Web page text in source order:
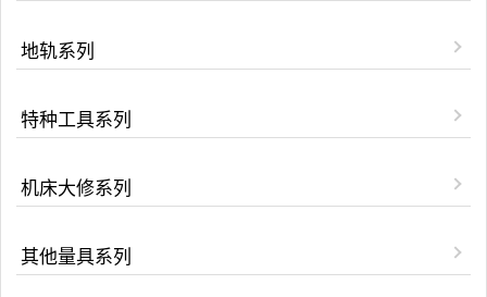
地轨系列
特种工具系列
机床大修系列
其他量具系列